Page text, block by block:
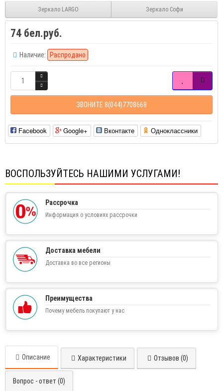
Зеркало LARGO Зеркало Софи
74 бел.руб.
Наличие: Распродано
ЗВОНИТЕ 8(044)7708668
Facebook Google+ Вконтакте Одноклассники
ВОСПОЛЬЗУЙТЕСЬ НАШИМИ УСЛУГАМИ!
Рассрочка
Информация о условиях рассрочки
Доставка мебели
Доставка во все регионы
Преимущества
Почему мебель покупают у нас
Описание Характеристики Отзывов (0)
Вопрос - ответ (0)